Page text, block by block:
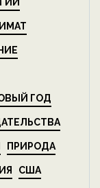
ГОД
ПРИРОДА
США